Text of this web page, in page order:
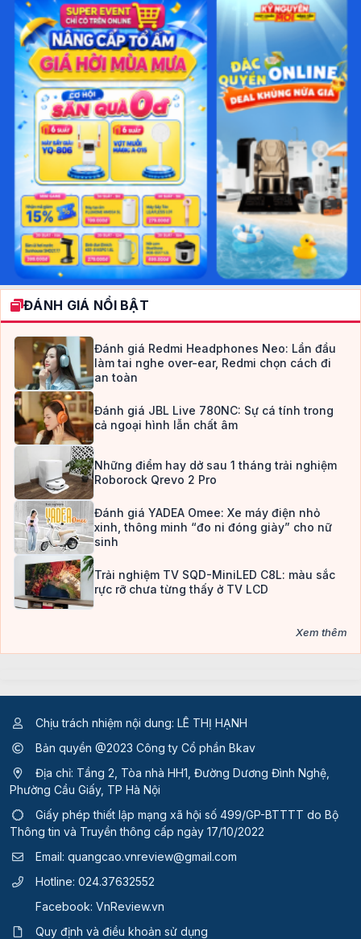
ĐÁNH GIÁ NỔI BẬT
Đánh giá Redmi Headphones Neo: Lần đầu
làm tai nghe over-ear, Redmi chọn cách đi
an toàn
Đánh giá JBL Live 780NC: Sự cá tính trong
cả ngoại hình lẫn chất âm
Những điểm hay dở sau 1 tháng trải nghiệm
Roborock Qrevo 2 Pro
Đánh giá YADEA Omee: Xe máy điện nhỏ
xinh, thông minh “đo ni đóng giày” cho nữ
sinh
Trải nghiệm TV SQD-MiniLED C8L: màu sắc
rực rỡ chưa từng thấy ở TV LCD
Xem thêm
Chịu trách nhiệm nội dung: LÊ THỊ HẠNH
Bản quyền @2023 Công ty Cổ phần Bkav
Địa chỉ: Tầng 2, Tòa nhà HH1, Đường Dương Đình Nghệ,
Phường Cầu Giấy, TP Hà Nội
Giấy phép thiết lập mạng xã hội số 499/GP-BTTTT do Bộ
Thông tin và Truyền thông cấp ngày 17/10/2022
Email: quangcao.vnreview@gmail.com
Hotline: 024.37632552
Facebook: VnReview.vn
Quy định và điều khoản sử dụng